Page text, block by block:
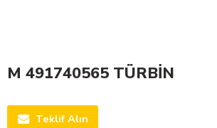
M 491740565 TÜRBİN
Teklif Alın